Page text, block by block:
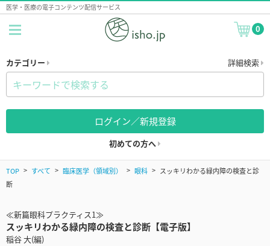
医学・医療の電子コンテンツ配信サービス
0
カテゴリー 詳細検索
ログイン／新規登録
初めての方へ
TOP すべて 臨床医学（領域別） 眼科
スッキリわかる緑内障の検査と診
断
≪新篇眼科プラクティス1≫
スッキリわかる緑内障の検査と診断【電子版】
稲谷 大(編)